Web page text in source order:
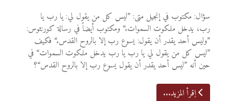
سؤال: مكتوب في إنجيل متى: ”ليس كل من يقول لي: يا رب يا
رب، يدخل ملكوت السموات.“ ومكتوب أيضاً في رسالة كورنثوس:
”وليس أحد يقدر أن يقول: يسوع رب إلا بالروح القدس.“ فكيف
”ليس كل من يقول لي يا رب يا رب يدخل ملكوت السموات“ في
حين أنه ”ليس أحد يقدر أن يقول يسوع رب إلا بالروح القدس“؟
اِقرأ المزيد...